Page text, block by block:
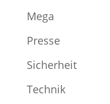
Mega
Presse
Sicherheit
Technik